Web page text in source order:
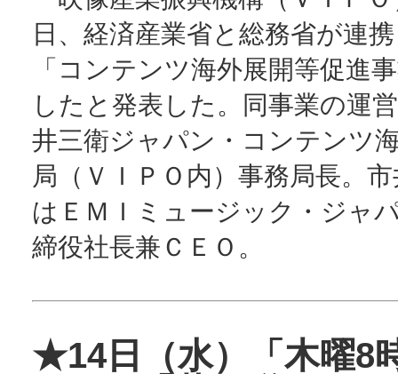
日、経済産業省と総務省が連
「コンテンツ海外展開等促進
したと発表した。同事業の運
井三衛ジャパン・コンテンツ
局（ＶＩＰＯ内）事務局長。
はＥＭＩミュージック・ジャ
締役社長兼ＣＥＯ。
★14日（水）「木曜8